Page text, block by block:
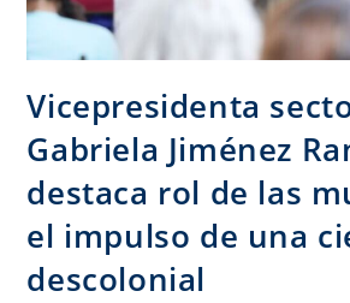
Vicepresidenta
Gabriela Jiménez
destaca rol de las
el impulso de una
descolonial